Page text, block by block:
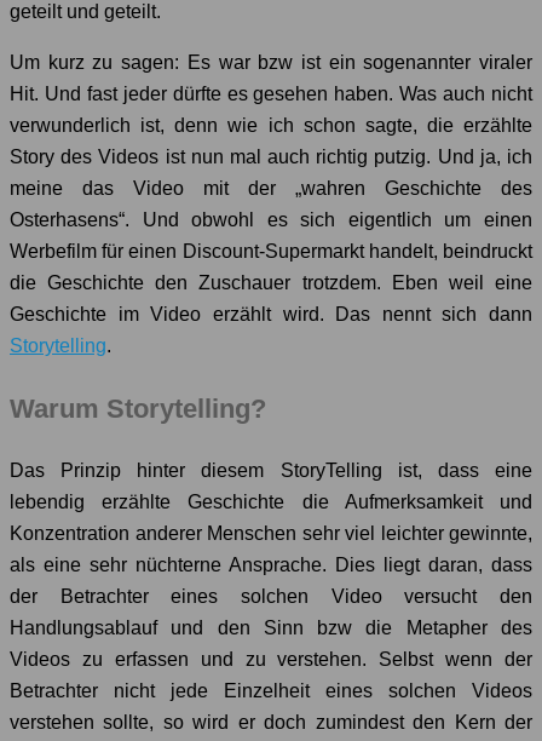
geteilt und geteilt.
Um kurz zu sagen: Es war bzw ist ein sogenannter viraler
Hit. Und fast jeder dürfte es gesehen haben. Was auch nicht
verwunderlich ist, denn wie ich schon sagte, die erzählte
Story des Videos ist nun mal auch richtig putzig. Und ja, ich
meine das Video mit der „wahren Geschichte des
Osterhasens“. Und obwohl es sich eigentlich um einen
Werbefilm für einen Discount-Supermarkt handelt, beindruckt
die Geschichte den Zuschauer trotzdem. Eben weil eine
Geschichte im Video erzählt wird. Das nennt sich dann
Storytelling.
Warum Storytelling?
Das Prinzip hinter diesem StoryTelling ist, dass eine
lebendig erzählte Geschichte die Aufmerksamkeit und
Konzentration anderer Menschen sehr viel leichter gewinnte,
als eine sehr nüchterne Ansprache. Dies liegt daran, dass
der Betrachter eines solchen Video versucht den
Handlungsablauf und den Sinn bzw die Metapher des
Videos zu erfassen und zu verstehen. Selbst wenn der
Betrachter nicht jede Einzelheit eines solchen Videos
verstehen sollte, so wird er doch zumindest den Kern der